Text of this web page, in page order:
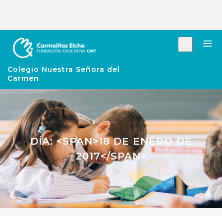
Colegio Nuestra Señora del
Carmen
DÍA: <SPAN>18 DE ENERO DE
2017</SPAN>